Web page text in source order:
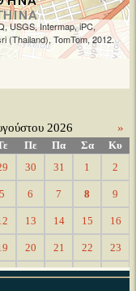
USGS, Intermap, iPC,
(Thailand), TomTom, 2012.
2026 »
Πε Πα Σα
Κυ
30 31 1 2
5 6 7 8 9
13 14 15 16
20 21 22 23
27 28 29 30